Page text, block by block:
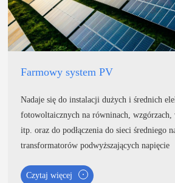
Farmowy system PV
Nadaje się do instalacji dużych i średnich
fotowoltaicznych na równinach, wzgórzach,
itp. oraz do podłączenia do sieci średniego
transformatorów podwyższających napięcie
Czytaj więcej